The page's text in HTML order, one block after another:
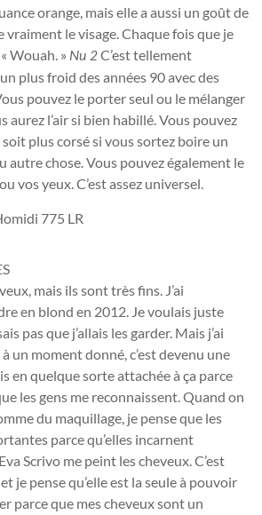
orange, mais elle a aussi un goût de
vraiment le visage. Chaque fois que je
Wouah. » Nu 2C’est tellement
plus froid des années 90 avec des
pouvez le porter seul ou le mélanger
aurez l’air si bien habillé. Vous pouvez
soit plus corsé si vous sortez boire un
autre chose. Vous pouvez également le
vos yeux. C’est assez universel.
mais ils sont très fins. J’ai
en blond en 2012. Je voulais juste
pas que j’allais les garder. Mais j’ai
un moment donné, c’est devenu une
en quelque sorte attachée à ça parce
les gens me reconnaissent. Quand on
du maquillage, je pense que les
parce qu’elles incarnent
Scrivo me peint les cheveux. C’est
je pense qu’elle est la seule à pouvoir
parce que mes cheveux sont un